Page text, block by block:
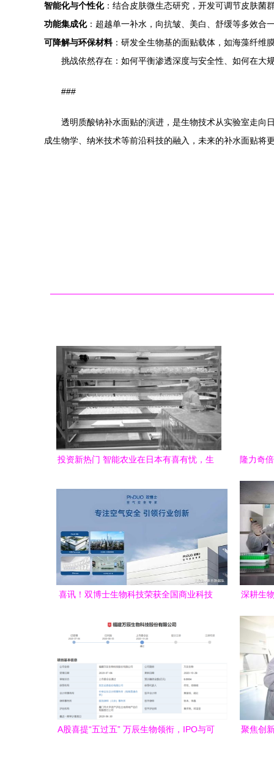
智能化与个性化：结合皮肤微生态研究，开发可调节皮肤菌
功能集成化：超越单一补水，向抗皱、美白、舒缓等多效合
可降解与环保材料：研发全生物基的面贴载体，如海藻纤维
挑战依然存在：如何平衡渗透深度与安全性、如何在大
###
透明质酸钠补水面贴的演进，是生物技术从实验室走
成生物学、纳米技术等前沿科技的融入，未来的补水面贴将
投资新热门 智能农业在日本有喜有忧，生
隆力奇
喜讯！双博士生物科技荣获全国商业科技
深耕生
A股喜提“五过五” 万辰生物领衔，IPO与可
聚焦创